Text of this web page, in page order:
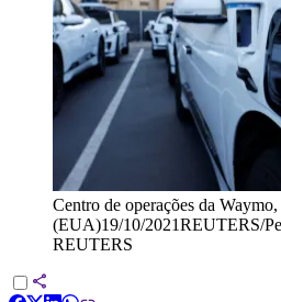
Centro de operações da
(EUA)19/10/2021REUTERS/
REUTERS